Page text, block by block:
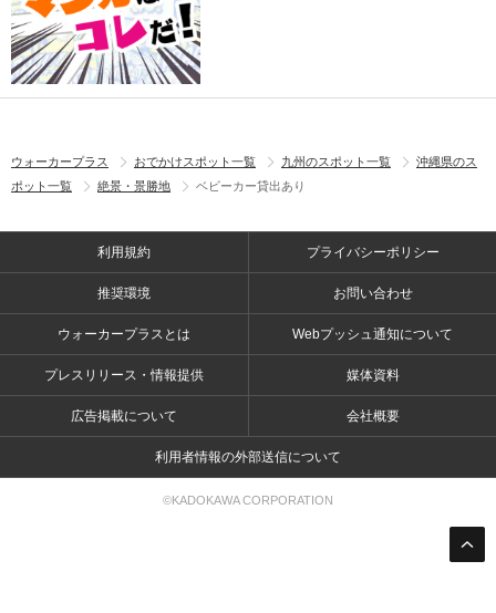
ウォーカープラス おでかけスポット一覧 九州のスポット一覧
沖縄県のス
ポット一覧
絶景・景勝地 ベビーカー貸出あり
利用規約 プライバシーポリシー
推奨環境 お問い合わせ
ウォーカープラスとは Webプッシュ通知について
プレスリリース・情報提供 媒体資料
広告掲載について 会社概要
利用者情報の外部送信について
©KADOKAWA CORPORATION